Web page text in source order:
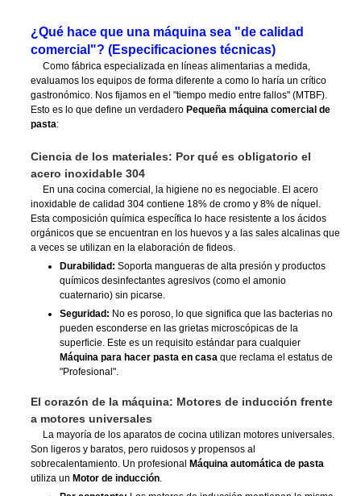
¿Qué hace que una máquina sea "de calidad
comercial"? (Especificaciones técnicas)
Como fábrica especializada en líneas alimentarias a medida,
evaluamos los equipos de forma diferente a como lo haría un crítico
gastronómico. Nos fijamos en el "tiempo medio entre fallos" (MTBF).
Esto es lo que define un verdadero Pequeña máquina comercial de
pasta:
Ciencia de los materiales: Por qué es obligatorio el
acero inoxidable 304
En una cocina comercial, la higiene no es negociable. El acero
inoxidable de calidad 304 contiene 18% de cromo y 8% de níquel.
Esta composición química específica lo hace resistente a los ácidos
orgánicos que se encuentran en los huevos y a las sales alcalinas que
a veces se utilizan en la elaboración de fideos.
Durabilidad: Soporta mangueras de alta presión y productos
químicos desinfectantes agresivos (como el amonio
cuaternario) sin picarse.
Seguridad: No es poroso, lo que significa que las bacterias no
pueden esconderse en las grietas microscópicas de la
superficie. Este es un requisito estándar para cualquier
Máquina para hacer pasta en casaque reclama el estatus de
"Profesional".
El corazón de la máquina: Motores de inducción frente
a motores universales
La mayoría de los aparatos de cocina utilizan motores universales.
Son ligeros y baratos, pero ruidosos y propensos al
sobrecalentamiento. Un profesional Máquina automática de pasta
utiliza un Motor de inducción.